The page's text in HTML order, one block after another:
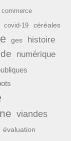
commerce
covid-19 céréales
ges histoire
numérique
viandes
évaluation